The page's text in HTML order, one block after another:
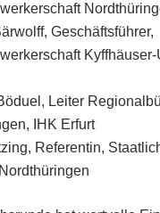
, Geschäftsführer,
Kyffhäuser-
, Leiter
IHK Erfurt
, Referentin,